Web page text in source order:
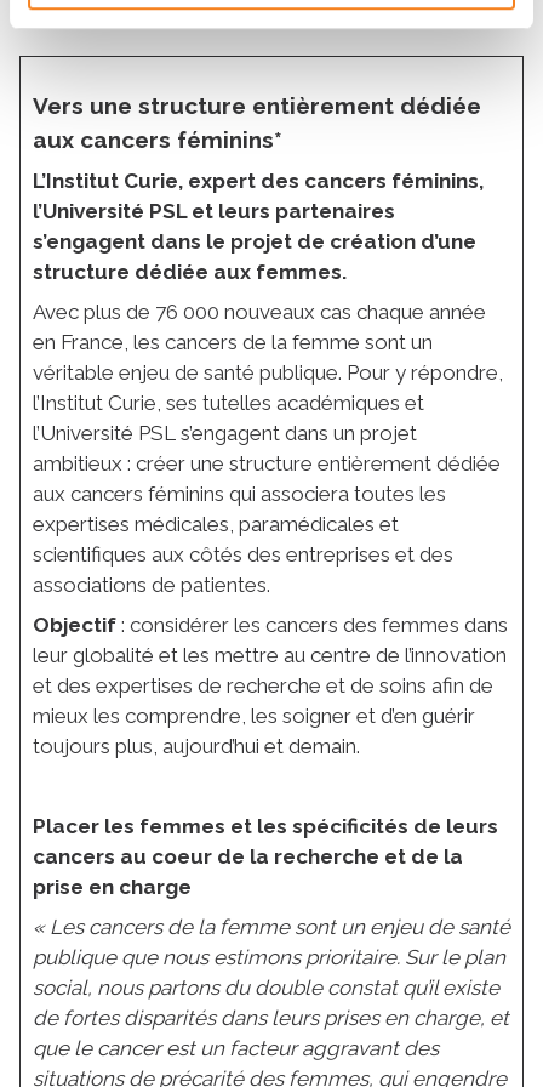
Vers une structure entièrement dédiée
aux cancers féminins*
L’Institut Curie, expert des cancers féminins,
l’Université PSL et leurs partenaires
s’engagent dans le projet de création d’une
structure dédiée aux femmes.
Avec plus de 76 000 nouveaux cas chaque année
en France, les cancers de la femme sont un
véritable enjeu de santé publique. Pour y répondre,
l’Institut Curie, ses tutelles académiques et
l’Université PSL s’engagent dans un projet
ambitieux : créer une structure entièrement dédiée
aux cancers féminins qui associera toutes les
expertises médicales, paramédicales et
scientifiques aux côtés des entreprises et des
associations de patientes.
Objectif : considérer les cancers des femmes dans
leur globalité et les mettre au centre de l’innovation
et des expertises de recherche et de soins afin de
mieux les comprendre, les soigner et d’en guérir
toujours plus, aujourd’hui et demain.
Placer les femmes et les spécificités de leurs
cancers au coeur de la recherche et de la
prise en charge
« Les cancers de la femme sont un enjeu de santé
publique que nous estimons prioritaire. Sur le plan
social, nous partons du double constat qu’il existe
de fortes disparités dans leurs prises en charge, et
que le cancer est un facteur aggravant des
situations de précarité des femmes, qui engendre